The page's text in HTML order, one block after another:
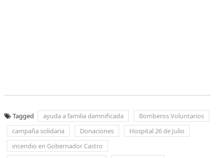
Tagged ayuda a familia damnificada
Bomberos Voluntarios
campaña solidaria
Donaciones
Hospital 26 de Julio
incendio en Gobernador Castro